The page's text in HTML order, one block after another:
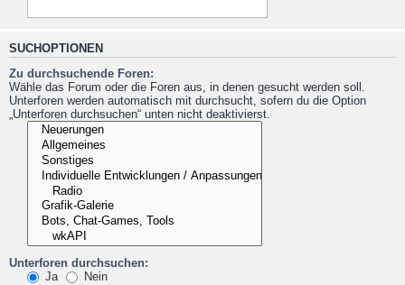
SUCHOPTIONEN
Zu durchsuchende Foren:
Wähle das Forum oder die Foren aus, in denen gesucht werden soll.
Unterforen werden automatisch mit durchsucht, sofern du die Option
„Unterforen durchsuchen“ unten nicht deaktivierst.
Unterforen durchsuchen:
Ja
Nein